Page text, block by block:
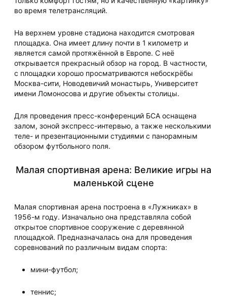
во время телетрансляций.
На верхнем уровне стадиона находится смотровая
площадка. Она имеет длину почти в 1 километр и
является самой протяжённой в Европе. С неё
открывается прекрасный обзор на город. В частности,
с площадки хорошо просматриваются небоскрёбы
Москва-сити, Новодевичий монастырь, Университет
имени Ломоносова и другие объекты столицы.
Для проведения пресс-конференций БСА оснащена
залом, зоной экспресс-интервью, а также несколькими
теле- и презентационными студиями с панорамным
обзором футбольного поля.
Малая спортивная арена: Великие игры на
маленькой сцене
Малая спортивная арена построена в «Лужниках» в
1956-м году. Изначально она представляла собой
открытое спортивное сооружение с деревянной
площадкой. Предназначалась она для проведения
соревнований по различным видам спорта:
мини-футбол;
теннис;